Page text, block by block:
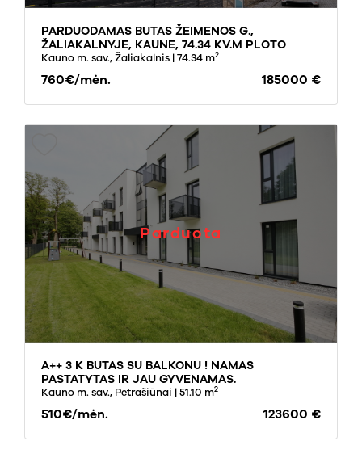
PARDUODAMAS BUTAS ŽEIMENOS G.,
ŽALIAKALNYJE, KAUNE, 74.34 KV.M PLOTO
Kauno m. sav., Žaliakalnis | 74.34 m2
760€/mėn. 185000 €
Parduota
A++ 3 K BUTAS SU BALKONU ! NAMAS
PASTATYTAS IR JAU GYVENAMAS.
Kauno m. sav., Petrašiūnai | 51.10 m2
510€/mėn. 123600 €